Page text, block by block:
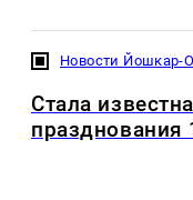
Новости Йошкар-
Стала